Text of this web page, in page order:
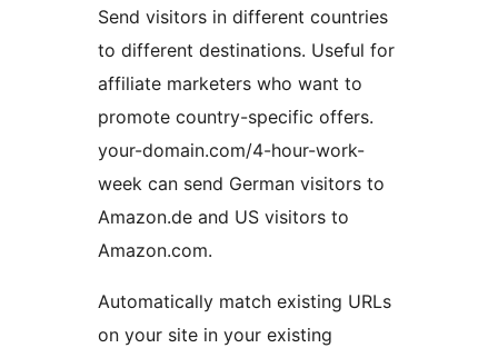
Send visitors in different countries
to different destinations. Useful for
affiliate marketers who want to
promote country-specific offers.
your-domain.com/4-hour-work-
week can send German visitors to
Amazon.de and US visitors to
Amazon.com.
Automatically match existing URLs
on your site in your existing